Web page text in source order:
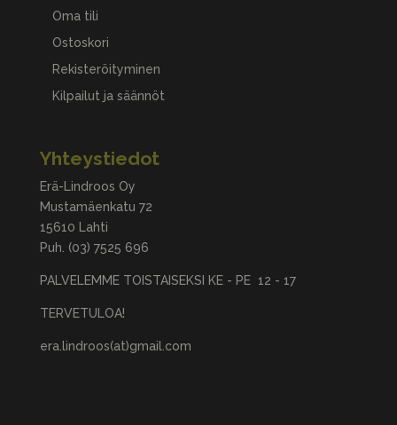
Oma tili
Ostoskori
Rekisteröityminen
Kilpailut ja säännöt
Yhteystiedot
Erä-Lindroos Oy
Mustamäenkatu 72
15610 Lahti
Puh. (03) 7525 696
PALVELEMME TOISTAISEKSI KE - PE 12 - 17
TERVETULOA!
era.lindroos(at)gmail.com